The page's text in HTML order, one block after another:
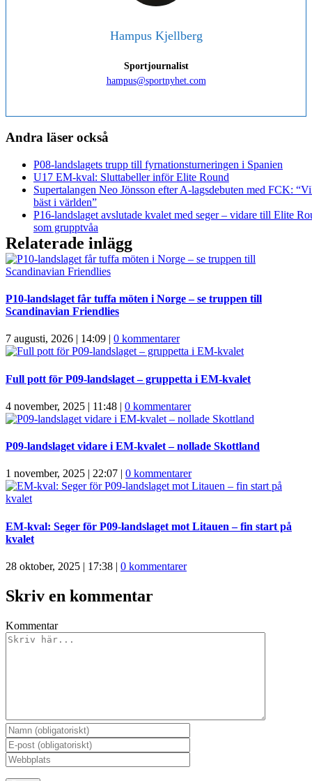
Hampus Kjellberg
Sportjournalist
hampus@sportnyhet.com
Andra läser också
P08-landslagets trupp till fyrnationsturneringen i Spanien
U17 EM-kval: Sluttabeller inför Elite Round
Supertalangen Neo Jönsson efter A-lagsdebuten med FCK:
bäst i världen”
P16-landslaget avslutade kvalet med seger – vidare till Elite
som grupptvåa
Relaterade inlägg
P10-landslaget får tuffa möten i Norge – se truppen till
Scandinavian Friendlies
7 augusti, 2026 | 14:09 | 0 kommentarer
Full pott för P09-landslaget – gruppetta i EM-kvalet
4 november, 2025 | 11:48 | 0 kommentarer
P09-landslaget vidare i EM-kvalet – nollade Skottland
1 november, 2025 | 22:07 | 0 kommentarer
EM-kval: Seger för P09-landslaget mot Litauen – fin start på
kvalet
28 oktober, 2025 | 17:38 | 0 kommentarer
Skriv en kommentar
Kommentar